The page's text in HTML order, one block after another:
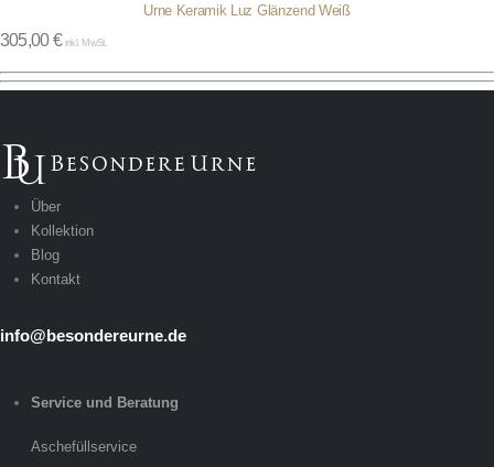
Urne Keramik Luz Glänzend Weiß
305,00€ inkl. MwSt.
Über
Kollektion
Blog
Kontakt
info@besondereurne.de
Service und Beratung
Aschefüllservice